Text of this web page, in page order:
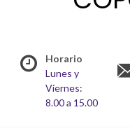
Horario
Lunes y
Viernes:
8.00 a 15.00